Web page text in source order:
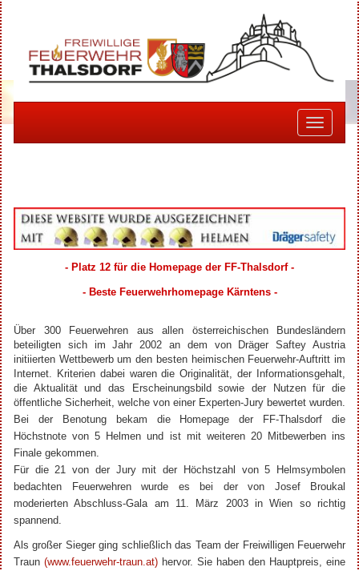
Toggle
- Platz 12 für die Homepage der FF-Thalsdorf -
- Beste Feuerwehrhomepage Kärntens -
Über 300 Feuerwehren aus allen österreichischen Bundesländern
beteiligten sich im Jahr 2002 an dem von Dräger Saftey Austria
initiierten Wettbewerb um den besten heimischen Feuerwehr-Auftritt im
Internet. Kriterien dabei waren die Originalität, der Informationsgehalt,
die Aktualität und das Erscheinungsbild sowie der Nutzen für die
öffentliche Sicherheit, welche von einer Experten-Jury bewertet wurden.
Bei der Benotung bekam die Homepage der FF-Thalsdorf die
Höchstnote von 5 Helmen und ist mit weiteren 20 Mitbewerben ins
Finale gekommen.
Für die 21 von der Jury mit der Höchstzahl von 5 Helmsymbolen
bedachten Feuerwehren wurde es bei der von Josef Broukal
moderierten Abschluss-Gala am 11. März 2003 in Wien so richtig
spannend.
Als großer Sieger ging schließlich das Team der Freiwilligen Feuerwehr
Traun (www.feuerwehr-traun.at) hervor. Sie haben den Hauptpreis, eine